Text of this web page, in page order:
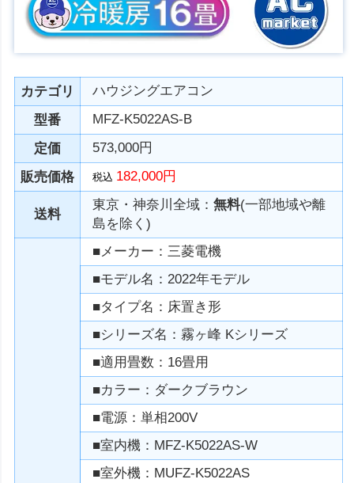
カテゴリ
ハウジングエアコン
型番
MFZ-K5022AS-B
定価
573,000円
販売価格
税込 182,000円
送料
東京・神奈川全域：無料(一部地域や離
島を除く)
■メーカー：三菱電機
■モデル名：2022年モデル
■タイプ名：床置き形
■シリーズ名：霧ヶ峰 Kシリーズ
■適用畳数：16畳用
■カラー：ダークブラウン
■電源：単相200V
■室内機：MFZ-K5022AS-W
■室外機：MUFZ-K5022AS